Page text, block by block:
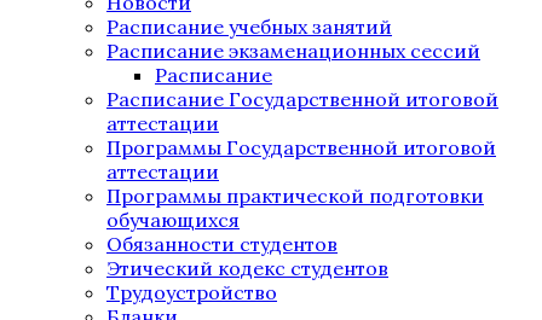
Расписание учебных занятий
Расписание экзаменационных сессий
Расписание
Расписание Государственной итоговой
аттестации
Программы Государственной итоговой
аттестации
Программы практической подготовки
обучающихся
Обязанности студентов
Этический кодекс студентов
Трудоустройство